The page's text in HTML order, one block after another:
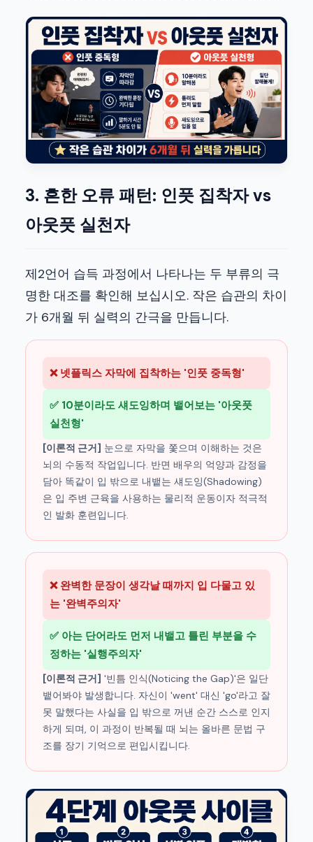
3. 흔한 오류 패턴: 인풋 집착자 vs
아웃풋 실천자
제2언어 습득 과정에서 나타나는 두 부류의 극
명한 대조를 확인해 보십시오. 작은 습관의 차이
가 6개월 뒤 실력의 간극을 만듭니다.
❌ 넷플릭스 자막에 집착하는 '인풋 중독형'
✅ 10분이라도 섀도잉하며 뱉어보는 '아웃풋
실천형'
[이론적 근거] 눈으로 자막을 쫓으며 이해하는 것은
뇌의 수동적 작업입니다. 반면 배우의 억양과 감정을
담아 똑같이 입 밖으로 내뱉는 섀도잉(Shadowing)
은 입 주변 근육을 사용하는 물리적 운동이자 적극적
인 발화 훈련입니다.
❌ 완벽한 문장이 생각날 때까지 입 다물고 있
는 '완벽주의자'
✅ 아는 단어라도 먼저 내뱉고 틀린 부분을 수
정하는 '실행주의자'
[이론적 근거] '빈틈 인식(Noticing the Gap)'은 일단
뱉어봐야 발생합니다. 자신이 'went' 대신 'go'라고 잘
못 말했다는 사실을 입 밖으로 꺼낸 순간 스스로 인지
하게 되며, 이 과정이 반복될 때 뇌는 올바른 문법 구
조를 장기 기억으로 편입시킵니다.